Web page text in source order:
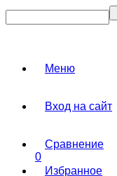
Меню
Вход на сайт
Сравнение
0
Избранное